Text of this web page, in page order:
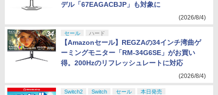
デル「67EAGACBJP」も対象に
(2026/8/4)
セール ハード
【Amazonセール】REGZAの34インチ湾曲ゲ
ーミングモニター「RM-34G6SE」がお買い
得。200Hzのリフレッシュレートに対応
(2026/8/4)
Switch2 Switch セール 本日発売